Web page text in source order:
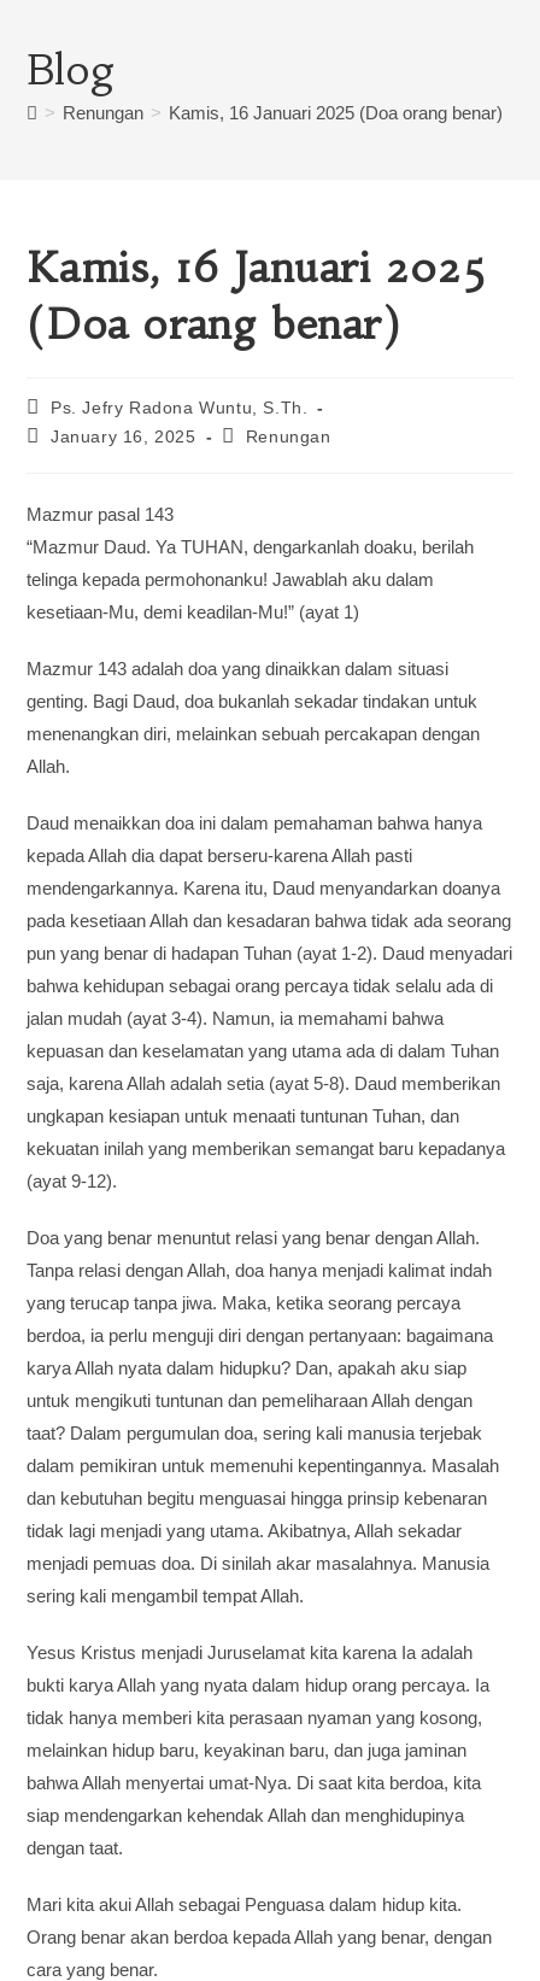
Blog
> Renungan > Kamis, 16 Januari 2025 (Doa orang benar)
Kamis, 16 Januari 2025
(Doa orang benar)
Ps. Jefry Radona Wuntu, S.Th.
January 16, 2025
Renungan
Mazmur pasal 143
“Mazmur Daud. Ya TUHAN, dengarkanlah doaku, berilah
telinga kepada permohonanku! Jawablah aku dalam
kesetiaan-Mu, demi keadilan-Mu!” (ayat 1)
Mazmur 143 adalah doa yang dinaikkan dalam situasi
genting. Bagi Daud, doa bukanlah sekadar tindakan untuk
menenangkan diri, melainkan sebuah percakapan dengan
Allah.
Daud menaikkan doa ini dalam pemahaman bahwa hanya
kepada Allah dia dapat berseru-karena Allah pasti
mendengarkannya. Karena itu, Daud menyandarkan doanya
pada kesetiaan Allah dan kesadaran bahwa tidak ada seorang
pun yang benar di hadapan Tuhan (ayat 1-2). Daud menyadari
bahwa kehidupan sebagai orang percaya tidak selalu ada di
jalan mudah (ayat 3-4). Namun, ia memahami bahwa
kepuasan dan keselamatan yang utama ada di dalam Tuhan
saja, karena Allah adalah setia (ayat 5-8). Daud memberikan
ungkapan kesiapan untuk menaati tuntunan Tuhan, dan
kekuatan inilah yang memberikan semangat baru kepadanya
(ayat 9-12).
Doa yang benar menuntut relasi yang benar dengan Allah.
Tanpa relasi dengan Allah, doa hanya menjadi kalimat indah
yang terucap tanpa jiwa. Maka, ketika seorang percaya
berdoa, ia perlu menguji diri dengan pertanyaan: bagaimana
karya Allah nyata dalam hidupku? Dan, apakah aku siap
untuk mengikuti tuntunan dan pemeliharaan Allah dengan
taat? Dalam pergumulan doa, sering kali manusia terjebak
dalam pemikiran untuk memenuhi kepentingannya. Masalah
dan kebutuhan begitu menguasai hingga prinsip kebenaran
tidak lagi menjadi yang utama. Akibatnya, Allah sekadar
menjadi pemuas doa. Di sinilah akar masalahnya. Manusia
sering kali mengambil tempat Allah.
Yesus Kristus menjadi Juruselamat kita karena Ia adalah
bukti karya Allah yang nyata dalam hidup orang percaya. Ia
tidak hanya memberi kita perasaan nyaman yang kosong,
melainkan hidup baru, keyakinan baru, dan juga jaminan
bahwa Allah menyertai umat-Nya. Di saat kita berdoa, kita
siap mendengarkan kehendak Allah dan menghidupinya
dengan taat.
Mari kita akui Allah sebagai Penguasa dalam hidup kita.
Orang benar akan berdoa kepada Allah yang benar, dengan
cara yang benar.